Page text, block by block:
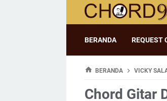
BERANDA REQUEST
BERANDA VICKY
Chord Gitar